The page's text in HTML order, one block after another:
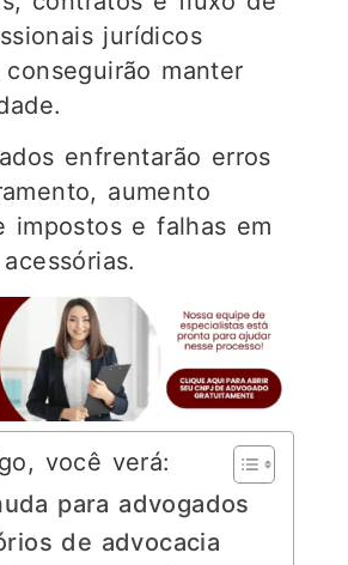
jurídicos
conseguirão manter
enfrentarão erros
aumento
impostos e falhas em
você verá:
para advogados
de advocacia